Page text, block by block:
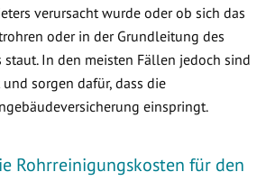
verursacht wurde oder ob sich das
oder in der Grundleitung des
In den meisten Fällen jedoch sind
sorgen dafür, dass die
einspringt.
Rohrreinigungskosten für den